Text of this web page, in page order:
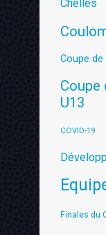
Chelles
Coupe de
Coupe
U13
COVID-19
Finales du